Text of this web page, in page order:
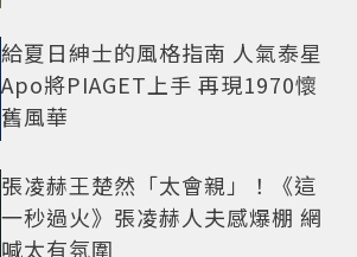
給夏日紳士的風格指南 人氣泰星
Apo將PIAGET上手 再現1970懷
舊風華
張凌赫王楚然「太會親」！《這
一秒過火》張凌赫人夫感爆棚 網
喊太有氛圍